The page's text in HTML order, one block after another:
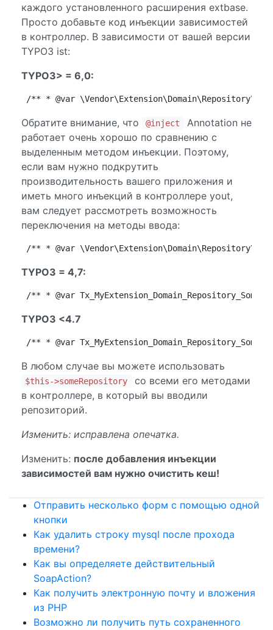
каждого установленного расширения extbase.
Просто добавьте код инъекции зависимостей
в контроллер. В зависимости от вашей версии
TYPO3 ist:
TYPO3> = 6,0:
/** * @var
Обратите внимание, что @inject
Annotation не
работает очень хорошо по сравнению с
выделенным методом инъекции. Поэтому,
если вам нужно подкрутить
производительность вашего приложения и
иметь много инъекций в контроллере yout,
вам следует рассмотреть возможность
переключения на методы ввода:
/** * @var
TYPO3 = 4,7:
/** * @var
TYPO3 <4.7
/** * @var
В любом случае вы можете использовать
$this->someRepository
со всеми его методами
в контроллере, в который вы вводили
репозиторий.
Изменить: исправлена ​​опечатка.
Изменить: после добавления инъекции
зависимостей вам нужно очистить кеш!
Отправить несколько форм с помощью одной
кнопки
Как удалить строку mysql после прохода
времени?
Как вы определяете действительный
SoapAction?
Как получить электронную почту и вложения
из PHP
Возможно ли получить путь сохраненного